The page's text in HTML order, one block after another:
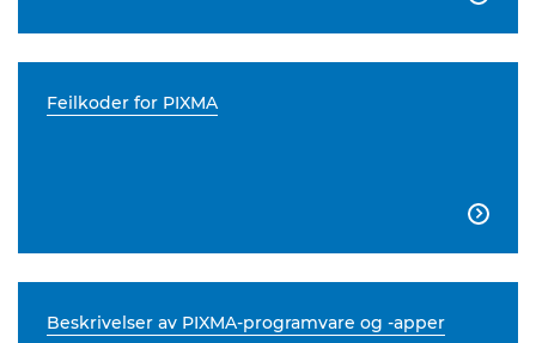
Feilkoder for PIXMA

Beskrivelser av PIXMA-programvare og -apper